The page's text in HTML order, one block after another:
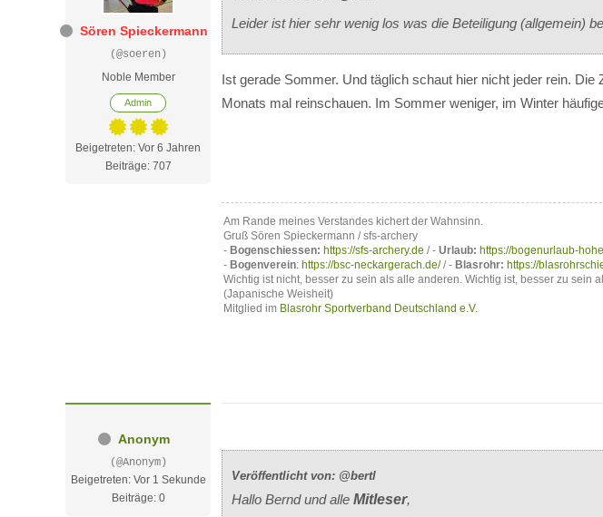
Sören Spieckermann
(@soeren)
Noble Member
Admin
Beigetreten: Vor 6 Jahren
Beiträge: 707
Leider ist hier sehr wenig los was die Beteiligung (allgemein)
Ist gerade Sommer. Und täglich schaut hier nicht jeder rein.
Monats mal reinschauen. Im Sommer weniger, im Winter
Am Rande meines Verstandes kichert der Wahnsinn.
Gruß Sören Spieckermann / sfs-archery
- Bogenschiessen: https://sfs-archery.de / - Urlaub: https://bogenurlaub-
- Bogenverein: https://bsc-neckargerach.de// - Blasrohr: https://
Wichtig ist nicht, besser zu sein als alle anderen. Wichtig ist, besser zu sein
(Japanische Weisheit)
Mitglied im Blasrohr Sportverband Deutschland e.V.
Anonym
(@Anonym)
Beigetreten: Vor 1 Sekunde
Beiträge: 0
Veröffentlicht von: @bertl
Hallo Bernd und alle Mitleser,